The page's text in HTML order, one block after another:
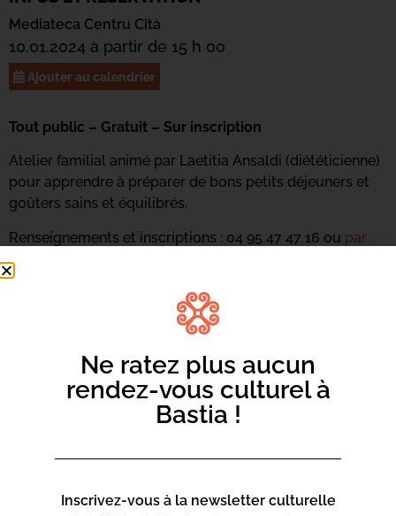
Mediateca Centru Cità
10.01.2024 à partir de 15 h 00
Ajouter au calendrier
Tout public – Gratuit – Sur inscription
Atelier familial animé par Laetitia Ansaldi (diététicienne)
pour apprendre à préparer de bons petits déjeuners et
goûters sains et équilibrés.
Renseignements et inscriptions : 04 95 47 47 16 ou par
mail ici
Ne ratez plus aucun
rendez-vous culturel à
Bastia !
Inscrivez-vous à la newsletter culturelle